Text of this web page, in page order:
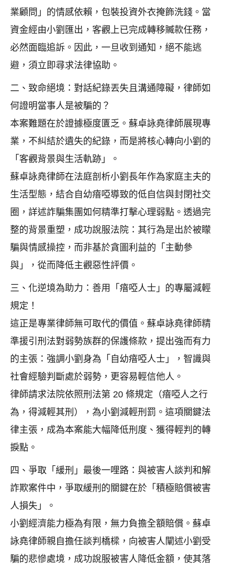
業顧問」的情感依賴，包裝投資外衣掩飾洗錢。當
資金經由小劉匯出，客觀上已完成轉移贓款任務，
必然面臨追訴。因此，一旦收到通知，絕不能逃
避，須立即尋求法律協助。
二、致命絕境：對話紀錄丟失且溝通障礙，律師如
何證明當事人是被騙的？
本案難題在於證據極度匱乏。蘇卓詠堯律師展現專
業，不糾結於遺失的紀錄，而是將核心轉向小劉的
「客觀背景與生活軌跡」。
蘇卓詠堯律師在法庭剖析小劉長年作為家庭主夫的
生活型態，結合自幼瘖啞導致的低自信與封閉社交
圈，詳述詐騙集團如何精準打擊心理弱點。透過完
整的背景重塑，成功說服法院：其行為是出於被矇
騙與情感操控，而非基於貪圖利益的「主動參
與」，從而降低主觀惡性評價。
三、化逆境為助力：善用「瘖啞人士」的專屬減輕
規定！
這正是專業律師無可取代的價值。蘇卓詠堯律師精
準援引刑法對弱勢族群的保護條款，提出強而有力
的主張：強調小劉身為「自幼瘖啞人士」，智識與
社會經驗判斷處於弱勢，更容易輕信他人。
律師請求法院依照刑法第 20 條規定（瘖啞人之行
為，得減輕其刑），為小劉減輕刑罰。這項關鍵法
律主張，成為本案能大幅降低刑度、獲得輕判的轉
捩點。
四、爭取「緩刑」最後一哩路：與被害人談判和解
詐欺案件中，爭取緩刑的關鍵在於「積極賠償被害
人損失」。
小劉經濟能力極為有限，無力負擔全額賠償。蘇卓
詠堯律師親自擔任談判橋樑，向被害人闡述小劉受
騙的悲慘處境，成功說服被害人降低金額，使其落